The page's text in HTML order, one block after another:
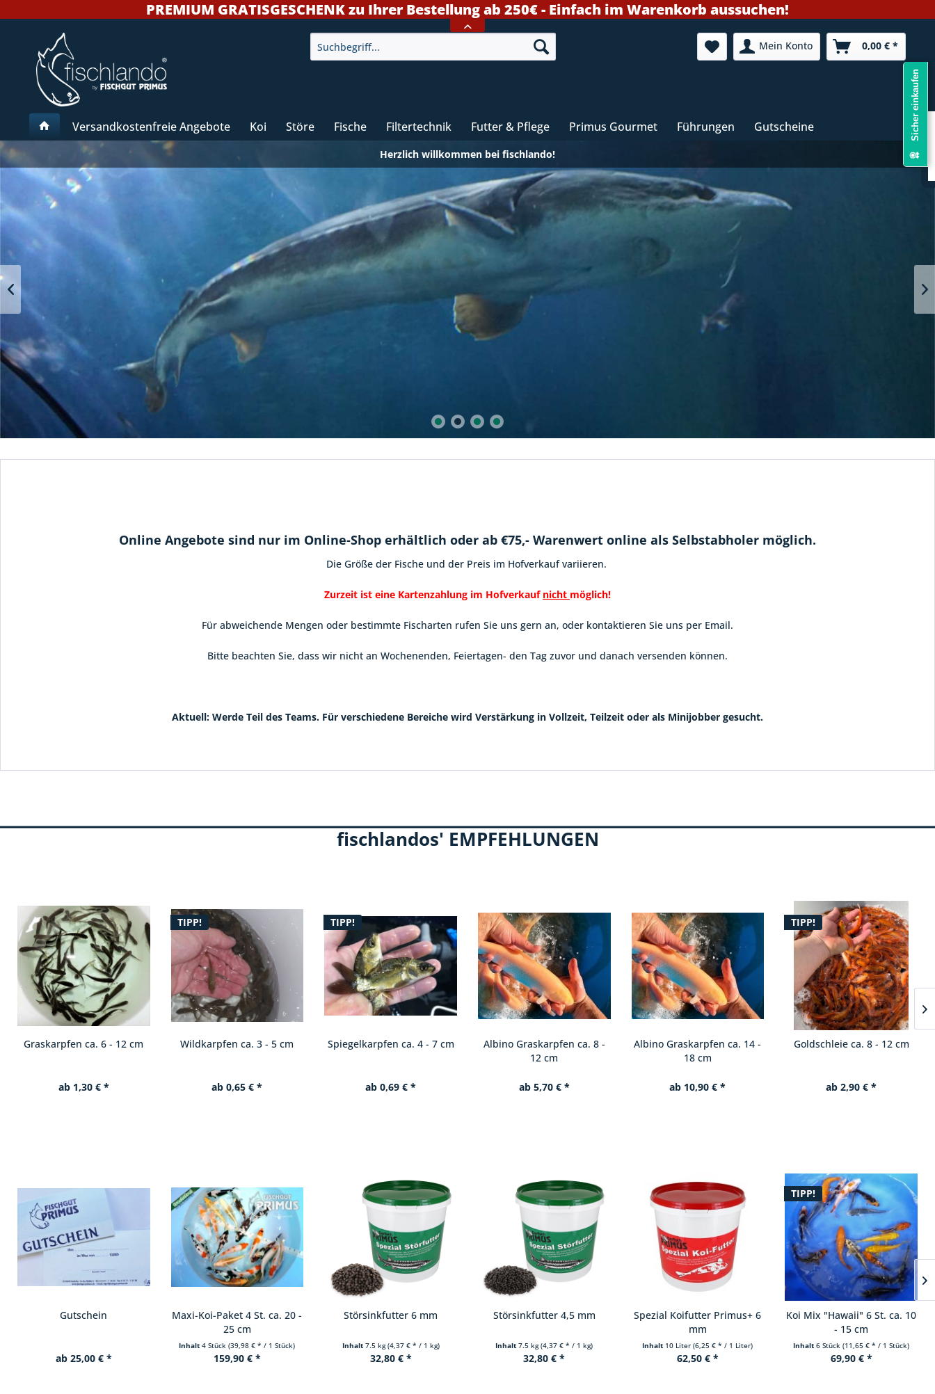
PREMIUM GRATISGESCHENK zu Ihrer Bestellung ab 250€ - Einfach im Warenkorb aussuchen!
Mein Konto 0,00 € *
Versandkostenfreie Angebote Koi Störe Fische Filtertechnik Futter & Pflege Primus Gourmet Führungen Gutscheine
Herzlich willkommen bei fischlando!
Online Angebote sind nur im Online-Shop erhältlich oder ab €75,- Warenwert online als Selbstabholer möglich.
Die Größe der Fische und der Preis im Hofverkauf variieren.
Zurzeit ist eine Kartenzahlung im Hofverkauf nicht möglich!
Für abweichende Mengen oder bestimmte Fischarten rufen Sie uns gern an, oder kontaktieren Sie uns per Email.
Bitte beachten Sie, dass wir nicht an Wochenenden, Feiertagen- den Tag zuvor und danach versenden können.
Aktuell: Werde Teil des Teams. Für verschiedene Bereiche wird Verstärkung in Vollzeit, Teilzeit oder als Minijobber gesucht.
fischlandos' EMPFEHLUNGEN
TIPP!
Wildkarpfen ca. 3 - 5 cm
ab 0,65 € *
TIPP!
Spiegelkarpfen ca. 4 - 7 cm
ab 0,69 € *
Albino Graskarpfen ca. 8 -
ab 5,70 € *
Albino Graskarpfen ca. 14 -
18 cm
ab 10,90 € *
TIPP!
Goldschleie ca. 8 - 12 cm
ab 2,90 € *
Rapfen 6 - 8 cm
ab 2,50 € *
Maxi-Koi-Paket 4 St. ca. 20 -
159,90 € *
Störsinkfutter 6 mm
Inhalt7.5 kg(4,37 € * / 1 kg)
32,80 € *
Störsinkfutter 4,5 mm
Inhalt 7.5 kg(4,37 € * / 1 kg)
32,80 € *
Spezial Koifutter Primus+ 6
Inhalt10 Liter(6,25 € * / 1 Liter)
62,50 € *
TIPP!
Koi Mix "Hawaii" 6 St. ca. 10
- 15 cm
Inhalt6 Stück(11,65 € * / 1 Stück)
69,90 € *
Spezial Koifutter 3 mm
Inhalt 3 Liter(7,27 € * / 1 Liter)
21,80 € *
Sicher einkaufen